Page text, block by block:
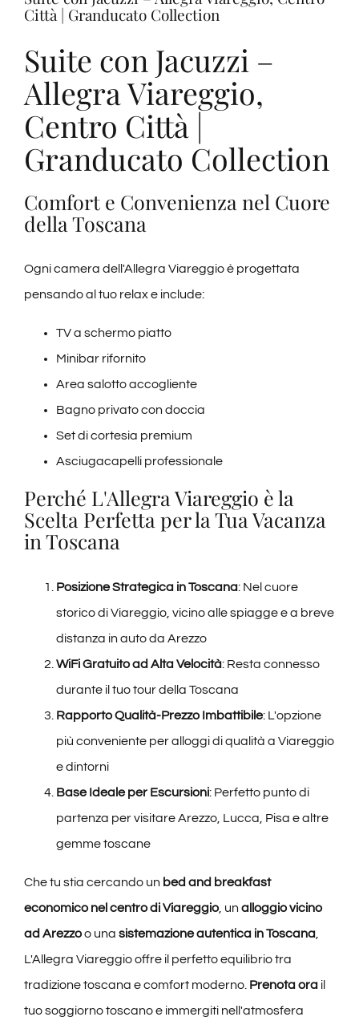
Città | Granducato Collection
Suite con Jacuzzi –
Allegra Viareggio,
Centro Città |
Granducato Collection
Comfort e Convenienza nel Cuore
della Toscana
Ogni camera dell'Allegra Viareggio è progettata
pensando al tuo relax e include:
TV a schermo piatto
Minibar rifornito
Area salotto accogliente
Bagno privato con doccia
Set di cortesia premium
Asciugacapelli professionale
Perché L'Allegra Viareggio è la
Scelta Perfetta per la Tua Vacanza
in Toscana
Posizione Strategica in Toscana: Nel cuore
storico di Viareggio, vicino alle spiagge e a breve
distanza in auto da Arezzo
WiFi Gratuito ad Alta Velocità: Resta connesso
durante il tuo tour della Toscana
Rapporto Qualità-Prezzo Imbattibile: L'opzione
più conveniente per alloggi di qualità a Viareggio
e dintorni
Base Ideale per Escursioni: Perfetto punto di
partenza per visitare Arezzo, Lucca, Pisa e altre
gemme toscane
Che tu stia cercando un bed and breakfast
economico nel centro di Viareggio, un alloggio vicino
ad Arezzoo una sistemazione autentica in Toscana,
L'Allegra Viareggio offre il perfetto equilibrio tra
tradizione toscana e comfort moderno. Prenota orail
tuo soggiorno toscano e immergiti nell'atmosfera